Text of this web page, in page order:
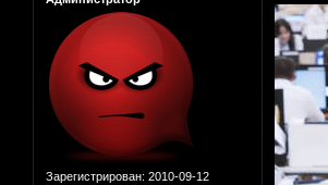
Зарегистрирован: 2010-09-12